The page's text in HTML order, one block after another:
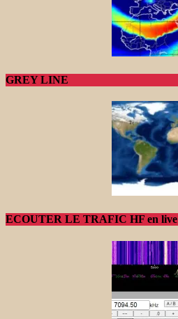
GREY LINE
ECOUTER LE TRAFIC HF en live